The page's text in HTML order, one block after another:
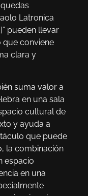
Latronica
pueden llevar
que conviene
clara y
suma valor a
en una sala
cultural de
y ayuda a
que puede
la combinación
espacio
en una